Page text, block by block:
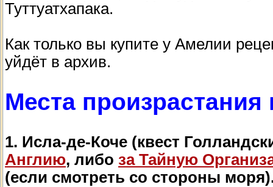
Туттуатхапака.
Как только вы купите у Амелии
уйдёт в архив.
Места
1. Исла-де-Коче (квест
Англию, либо за Тайную
(если смотреть со стороны